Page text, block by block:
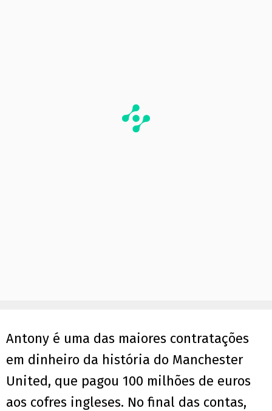
Antony é uma das maiores contratações
em dinheiro da história do Manchester
United, que pagou 100 milhões de euros
aos cofres ingleses. No final das contas,